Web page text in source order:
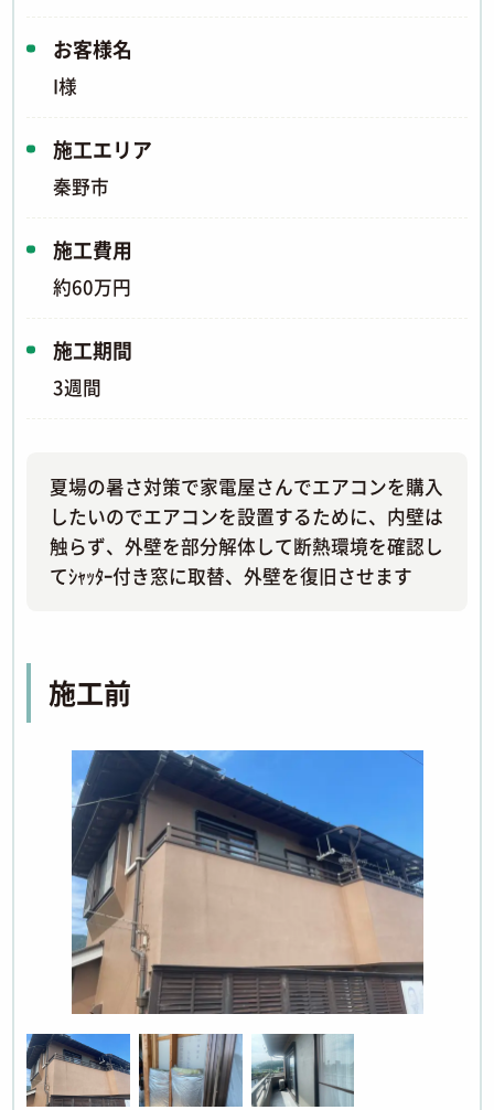
お客様名
I様
施工エリア
秦野市
施工費用
約60万円
施工期間
3週間
夏場の暑さ対策で家電屋さんでエアコンを購入
したいのでエアコンを設置するために、内壁は
触らず、外壁を部分解体して断熱環境を確認し
てｼｬｯﾀｰ付き窓に取替、外壁を復旧させます
施工前